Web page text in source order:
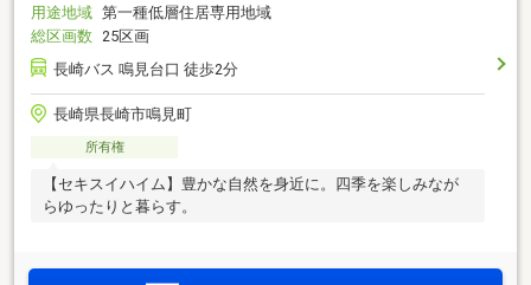
用途地域 第一種低層住居専用地域
総区画数 25区画
長崎バス 鳴見台口 徒歩2分
長崎県長崎市鳴見町
所有権
【セキスイハイム】豊かな自然を身近に。四季を楽しみなが
らゆったりと暮らす。